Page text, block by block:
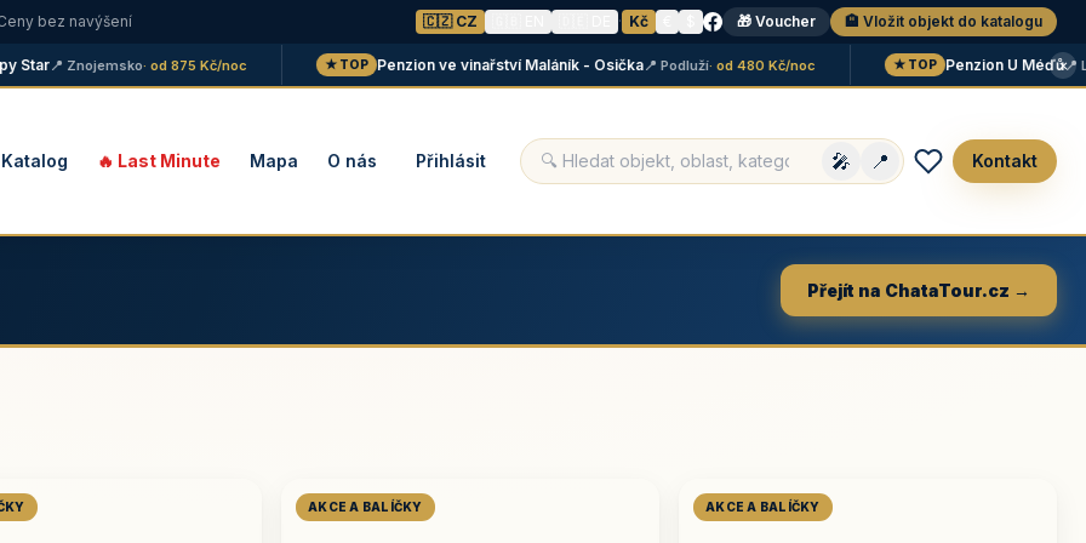
bez navýšení 🇨🇿 CZ · Kč 🎁 Voucher 🏨 Vložit objekt do katalogu
📍 Znojemsko· od 875 Kč/noc ★ TOP Penzion ve vinařství Maláník - Osička📍 Podluží· od 480 Kč/noc ★ TOP Penzion U Méďů📍 Lipno
×
Katalog 🔥 Last Minute Mapa O nás Přihlásit 🎤 📍 Kontakt
Přejít na ChataTour.cz →
AKCE A BALÍČKY AKCE A BALÍČKY